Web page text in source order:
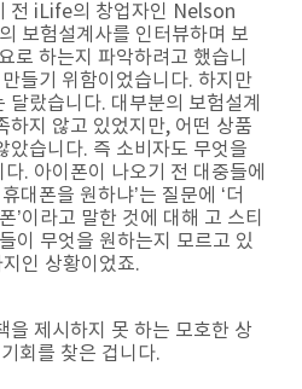
전 iLife의 창업자인 Nelson
보험설계사를 인터뷰하며 보
로 하는지 파악하려고 했습니
들기 위함이었습니다. 하지만
랐습니다. 대부분의 보험설계
하지 않고 있었지만, 어떤 상품
았습니다. 즉 소비자도 무엇을
. 아이폰이 나오기 전 대중들에
대폰을 원하냐’는 질문에 ‘더
’이라고 말한 것에 대해 고 스티
이 무엇을 원하는지 모르고 있
인 상황이었죠.
을 제시하지 못 하는 모호한 상
회를 찾은 겁니다.